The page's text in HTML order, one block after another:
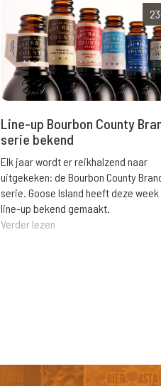
Line-up Bourbon County
serie bekend
Elk jaar wordt er reikhalzend naar
uitgekeken: de Bourbon County
serie. Goose Island heeft deze week
line-up bekend gemaakt.
Verder lezen